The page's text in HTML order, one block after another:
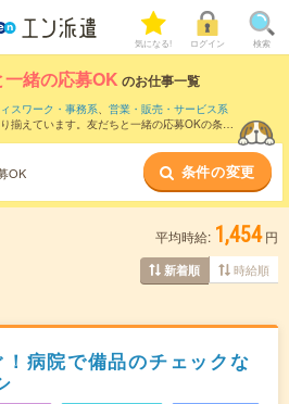
気になる! ログイン 検索
緒の応募OK のお仕事一覧
スワーク・事務系、 営業・販売・サービス系
揃えています。友だちと一緒の応募OKの条件
OK 条件の変更
平均時給: 1,454 円
新着順 時給順
病院で備品のチェックな